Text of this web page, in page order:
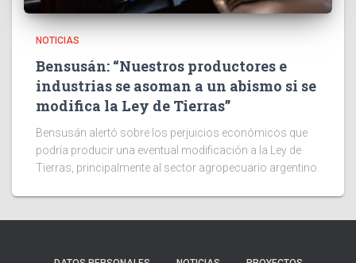
NOTICIAS
Bensusán: “Nuestros productores e
industrias se asoman a un abismo si se
modifica la Ley de Tierras”
Bensusán alertó sobre los perjuicios económicos que
podría producir una eventual modificación a la Ley de
Tierras, principalmente al sector agropecuario argentino.